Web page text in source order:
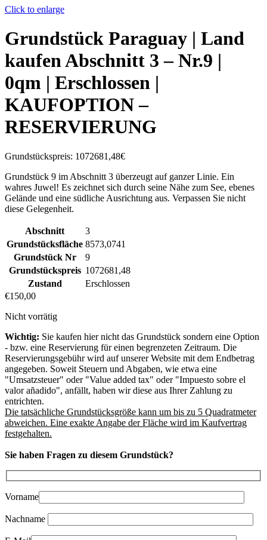
Click to enlarge
Grundstück Paraguay | Land
kaufenAbschnitt 3 – Nr.9 |
0qm | Erschlossen |
KAUFOPTION –
RESERVIERUNG
Grundstückspreis: 1072681,48€
Grundstück 9 im Abschnitt 3 überzeugt auf ganzer Linie. Ein
wahres Juwel! Es zeichnet sich durch seine Nähe zum See, ebenes
Gelände und eine südliche Ausrichtung aus. Verpassen Sie nicht
diese Gelegenheit.
Abschnitt
3
Grundstücksfläche 8573,0741
Grundstück Nr
9
Grundstückspreis 1072681,48
Zustand
Erschlossen
€150,00
Nicht vorrätig
Wichtig: Sie kaufen hier nicht das Grundstück sondern eine Option
- bzw. eine Reservierung für einen begrenzeten Zeitraum. Die
Reservierungsgebühr wird auf unserer Website mit dem Endbetrag
angegeben. Soweit Steuern und Abgaben, wie etwa eine
"Umsatzsteuer" oder "Value added tax" oder "Impuesto sobre el
valor añadido", anfällt, haben wir diese aus Ihrer Zahlung zu
entrichten.
Die tatsächliche Grundstücksgröße kann um bis zu 5 Quadratmeter
abweichen. Eine exakte Angabe der Fläche wird im Kaufvertrag
festgehalten.
Sie haben Fragen zu diesem Grundstück?
Vorname
Nachname